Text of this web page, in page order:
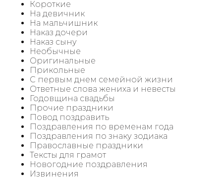
Короткие
На девичник
На мальчишник
Наказ дочери
Наказ сыну
Необычные
Оригинальные
Прикольные
С первым днем семейной жизни
Ответные слова жениха и невесты
Годовщина свадьбы
Прочие праздники
Повод поздравить
Поздравления по временам года
Поздравления по знаку зодиака
Православные праздники
Тексты для грамот
Новогодние поздравления
Извинения